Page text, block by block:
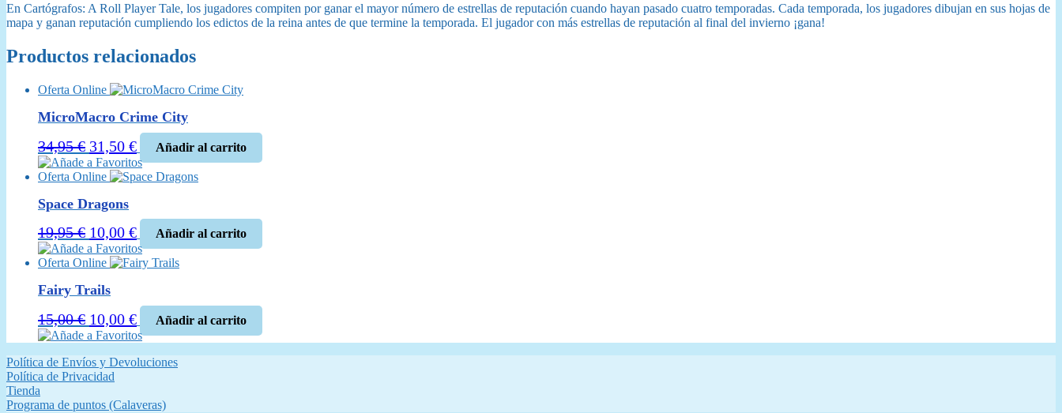
En Cartógrafos: A Roll Player Tale, los jugadores compiten por ganar el mayor número de estrellas de reputación cuando hayan pasado cuatro temporadas. Cada temporada, los jugadores dibujan en sus hojas de
mapa y ganan reputación cumpliendo los edictos de la reina antes de que termine la temporada. El jugador con más estrellas de reputación al final del invierno ¡gana!
Productos relacionados
Oferta Online
MicroMacro Crime City
34,95€ El
precio
original
era:
34,95 €.
31,50 €El
precio
actual
31,50 €.
Añadir al carrito
Añade a Favoritos
Oferta Online
Space Dragons
19,95€ El
precio
original
era:
10,00 €El
precio
actual
10,00 €.
Añadir al carrito
Añade a Favoritos
Oferta Online
Fairy Trails
15,00€ El
precio
original
era:
10,00 €El
precio
actual
es:
Añadir al carrito
Añade a Favoritos
Política de Envíos y Devoluciones
Política de Privacidad
Tienda
Programa de puntos (Calaveras)